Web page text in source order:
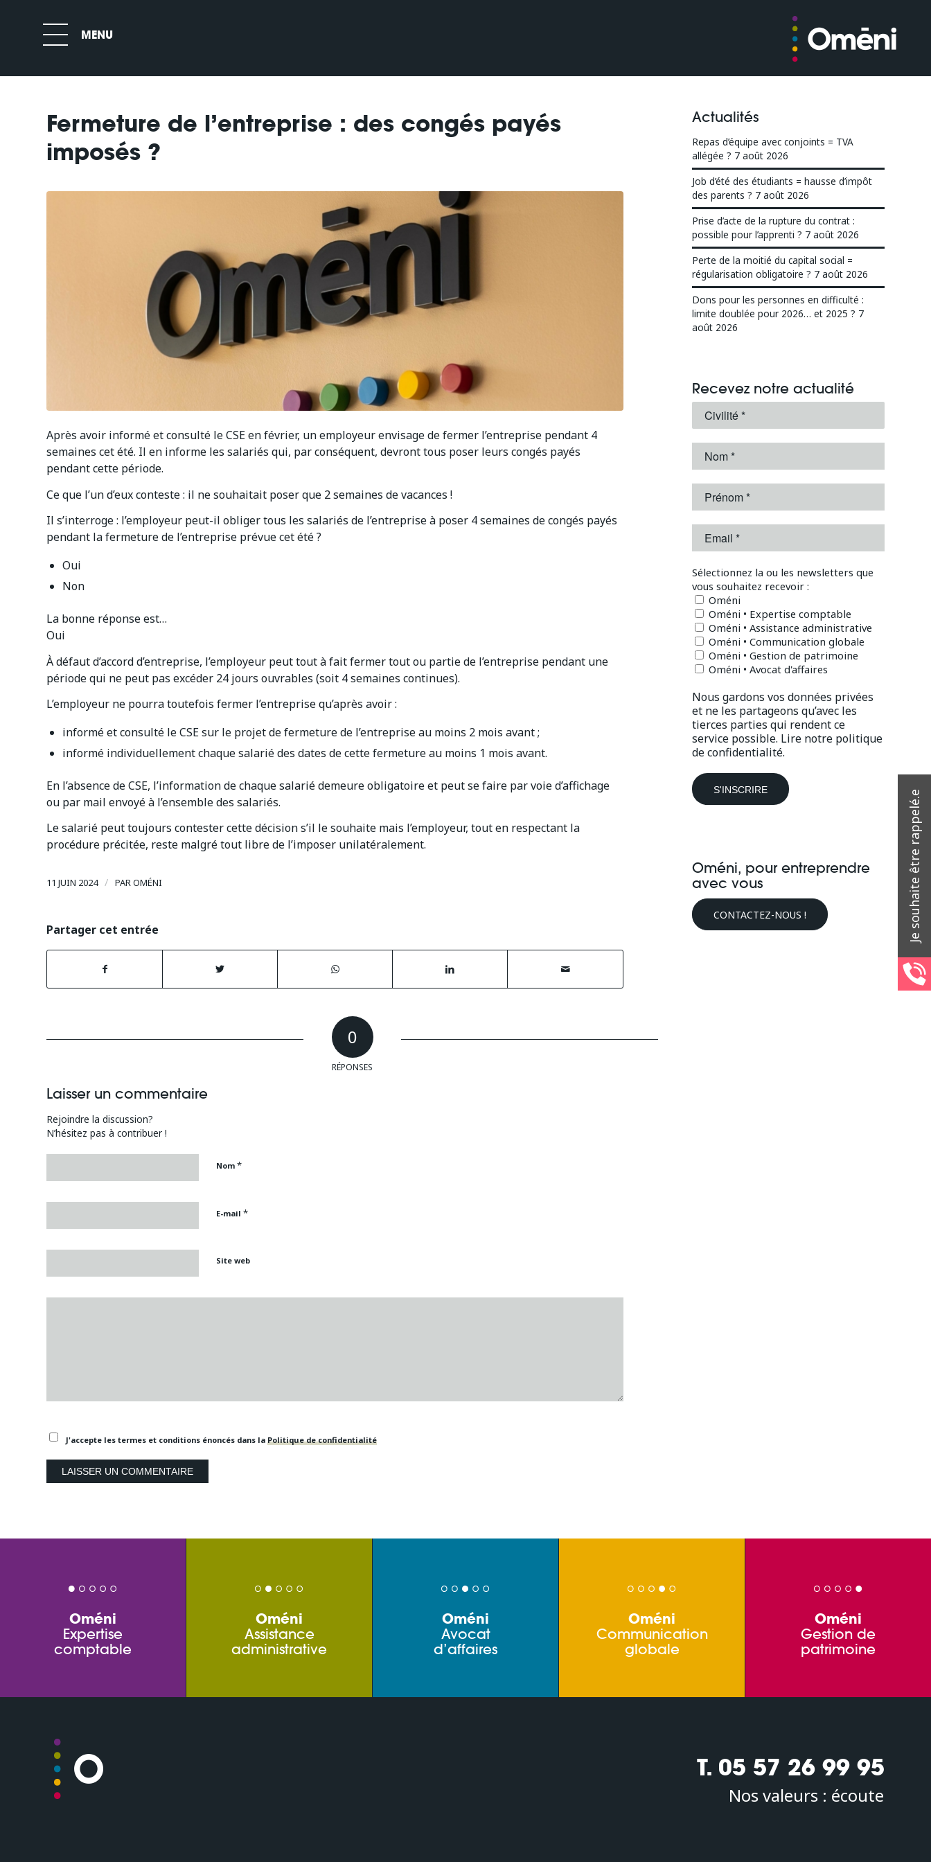
Fermeture de l’entreprise : des congés payés
imposés ?
Après avoir informé et consulté le CSE en février, un employeur envisage de fermer l’entreprise pendant 4
semaines cet été. Il en informe les salariés qui, par conséquent, devront tous poser leurs congés payés
pendant cette période.
Ce que l’un d’eux conteste : il ne souhaitait poser que 2 semaines de vacances !
Il s’interroge : l’employeur peut-il obliger tous les salariés de l’entreprise à poser 4 semaines de congés payés
pendant la fermeture de l’entreprise prévue cet été ?
Oui
Non
La bonne réponse est…
Oui
À défaut d’accord d’entreprise, l’employeur peut tout à fait fermer tout ou partie de l’entreprise pendant une
période qui ne peut pas excéder 24 jours ouvrables (soit 4 semaines continues).
L’employeur ne pourra toutefois fermer l’entreprise qu’après avoir :
informé et consulté le CSE sur le projet de fermeture de l’entreprise au moins 2 mois avant ;
informé individuellement chaque salarié des dates de cette fermeture au moins 1 mois avant.
En l’absence de CSE, l’information de chaque salarié demeure obligatoire et peut se faire par voie d’affichage
ou par mail envoyé à l’ensemble des salariés.
Le salarié peut toujours contester cette décision s’il le souhaite mais l’employeur, tout en respectant la
procédure précitée, reste malgré tout libre de l’imposer unilatéralement.
11 JUIN 2024 / PAROMÉNI
Partager cet entrée
0
RÉPONSES
Laisser un commentaire
Rejoindre la discussion?
N’hésitez pas à contribuer !
Nom *
E-mail *
Site web
J'accepte les termes et conditions énoncés dans la Politique de confidentialité
Actualités
Repas d’équipe avec conjoints = TVA
allégée ? 7 août 2026
Job d’été des étudiants = hausse d’impôt
des parents ? 7 août 2026
Prise d’acte de la rupture du contrat :
possible pour l’apprenti ? 7 août 2026
Perte de la moitié du capital social =
régularisation obligatoire ? 7 août 2026
Dons pour les personnes en difficulté :
limite doublée pour 2026… et 2025 ? 7
août 2026
Recevez notre actualité
Sélectionnez la ou les newsletters que
vous souhaitez recevoir :
Oméni
Oméni • Expertise comptable
Oméni • Assistance administrative
Oméni • Communication globale
Oméni • Gestion de patrimoine
Oméni • Avocat d'affaires
Nous gardons vos données privées
et ne les partageons qu’avec les
tierces parties qui rendent ce
service possible. Lire notre politique
de confidentialité.
Oméni, pour entreprendre
avec vous
CONTACTEZ-NOUS !
Oméni
Expertise
comptable
Oméni
Assistance
administrative
Oméni
Avocat
d’affaires
Oméni
Communication
globale
Oméni
Gestion de
patrimoine
T. 05 57 26 99 95
Nos valeurs : écoute